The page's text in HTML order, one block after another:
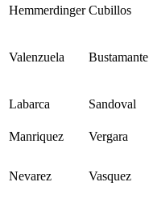
Hemmerdinger Cubillos
Valenzuela Bustamante
Labarca Sandoval
Manriquez Vergara
Nevarez Vasquez